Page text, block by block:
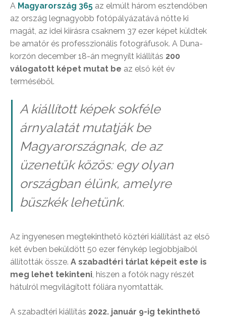
A Magyarország 365 az elmúlt három esztendőben
az ország legnagyobb fotópályázatává nőtte ki
magát, az idei kiírásra csaknem 37 ezer képet küldtek
be amatőr és professzionális fotográfusok. A Duna-
korzón december 18-án megnyílt kiállítás 200
válogatott képet mutat be az első két év
terméséből.
A kiállított képek sokféle
árnyalatát mutatják be
Magyarországnak, de az
üzenetük közös: egy olyan
országban élünk, amelyre
büszkék lehetünk.
Az ingyenesen megtekinthető köztéri kiállítást az első
két évben beküldött 50 ezer fénykép legjobbjaiból
állították össze. A szabadtéri tárlat képeit este is
meg lehet tekinteni, hiszen a fotók nagy részét
hátulról megvilágított fóliára nyomtatták.
A szabadtéri kiállítás 2022. január 9-ig tekinthető